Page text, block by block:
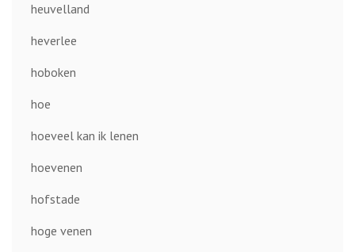
heuvelland
heverlee
hoboken
hoe
hoeveel kan ik lenen
hoevenen
hofstade
hoge venen